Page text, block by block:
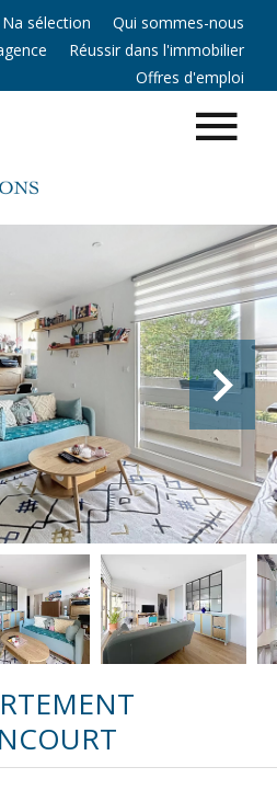
Na sélection
Qui sommes-nous
Réussir dans l'immobilier
Offres d'emploi